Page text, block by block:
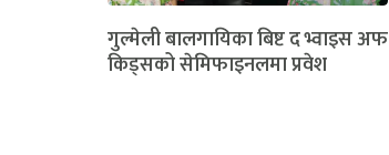
गुल्मेली बालगायिका बिष्ट द भ्वाइस अफ
किड्सको सेमिफाइनलमा प्रवेश